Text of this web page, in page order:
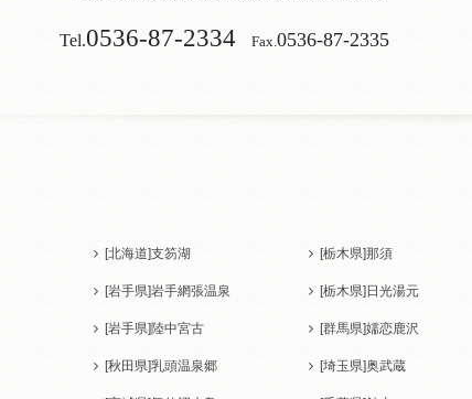
Tel.0536-87-2334 Fax. 0536-87-2335
[北海道]支笏湖
[岩手県]岩手網張温泉
[岩手県]陸中宮古
[秋田県]乳頭温泉郷
[栃木県]那須
[栃木県]日光湯元
[群馬県]嬬恋鹿沢
[埼玉県]奥武蔵